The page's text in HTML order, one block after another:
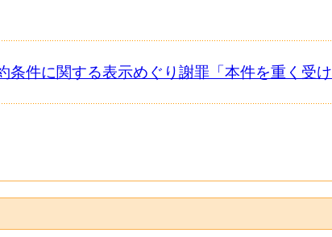
件に関する表示めぐり謝罪「本件を重く受